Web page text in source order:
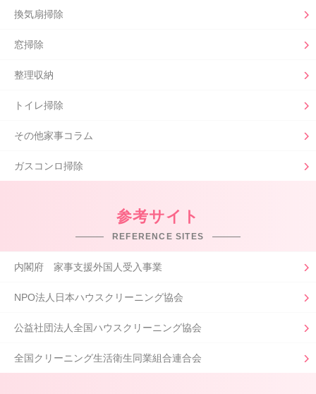
換気扇掃除
窓掃除
整理収納
トイレ掃除
その他家事コラム
ガスコンロ掃除
参考サイト
REFERENCE SITES
内閣府 家事支援外国人受入事業
NPO法人日本ハウスクリーニング協会
公益社団法人全国ハウスクリーニング協会
全国クリーニング生活衛生同業組合連合会